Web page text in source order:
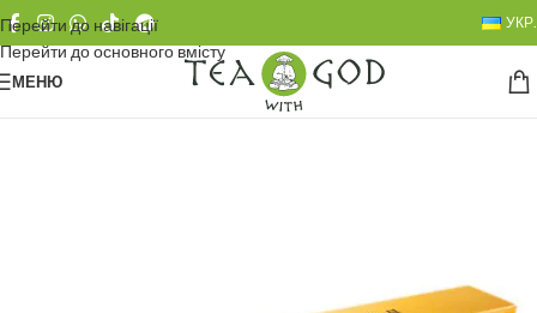
Перейти до навігації
Перейти до основного вмісту
УКР.
МЕНЮ